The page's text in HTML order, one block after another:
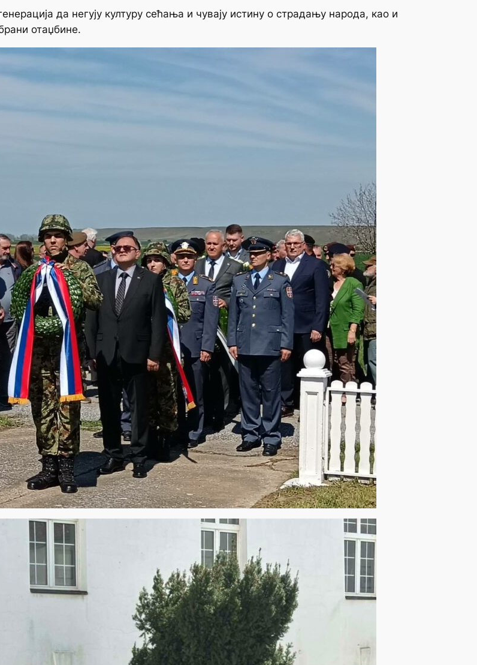
да негују културу сећања и чувају истину о страдању народа, као и
отаџбине.